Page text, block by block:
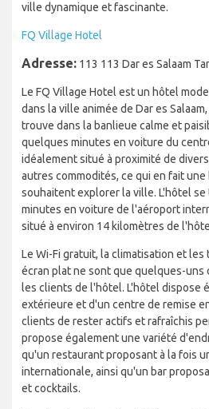
ville dynamique et fascinante.
FQ Village Hotel
Adresse: 113 113 Dar es Salaam
Le FQ Village Hotel est un hôtel
dans la ville animée de Dar es
trouve dans la banlieue calme et
quelques minutes en voiture du
idéalement situé à proximité de
autres commodités, ce qui en fait
souhaitent explorer la ville. L'hôtel se
minutes en voiture de l'aéroport
situé à environ 14 kilomètres de
Le Wi-Fi gratuit, la climatisation et les
écran plat ne sont que quelques-
les clients de l'hôtel. L'hôtel dispose
extérieure et d'un centre de remise
clients de rester actifs et rafraîchis
propose également une variété
qu'un restaurant proposant à la fois
internationale, ainsi qu'un bar
et cocktails.